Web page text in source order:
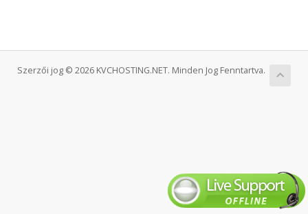
Szerzői jog © 2026 KVCHOSTING.NET. Minden Jog Fenntartva.